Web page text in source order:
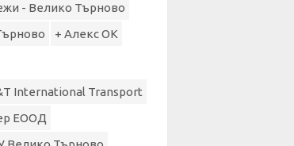
- Велико Търново
+ Алекс ОК
International Transport
ЕООД